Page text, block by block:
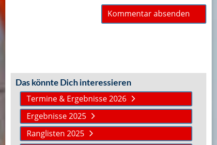
Das könnte Dich interessieren
Termine & Ergebnisse 2026
Ergebnisse 2025
Ranglisten 2025